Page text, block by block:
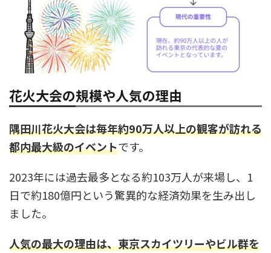
花火大会の規模や人気の理由
隅田川花火大会は毎年約90万人以上の観客が訪れる
都内最大級のイベントです。
2023年には過去最多となる約103万人が来場し、1
日で約180億円という驚異的な経済効果を生み出し
ました。
人気の最大の理由は、東京スカイツリーやビル群を